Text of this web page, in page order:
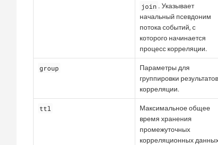
join . Указывает
начальный псевдоним
потока событий, с
которого начинается
процесс корреляции.
group
Параметры для
группировки результатов
корреляции.
ttl
Максимальное общее
время хранения
промежуточных
корреляционных